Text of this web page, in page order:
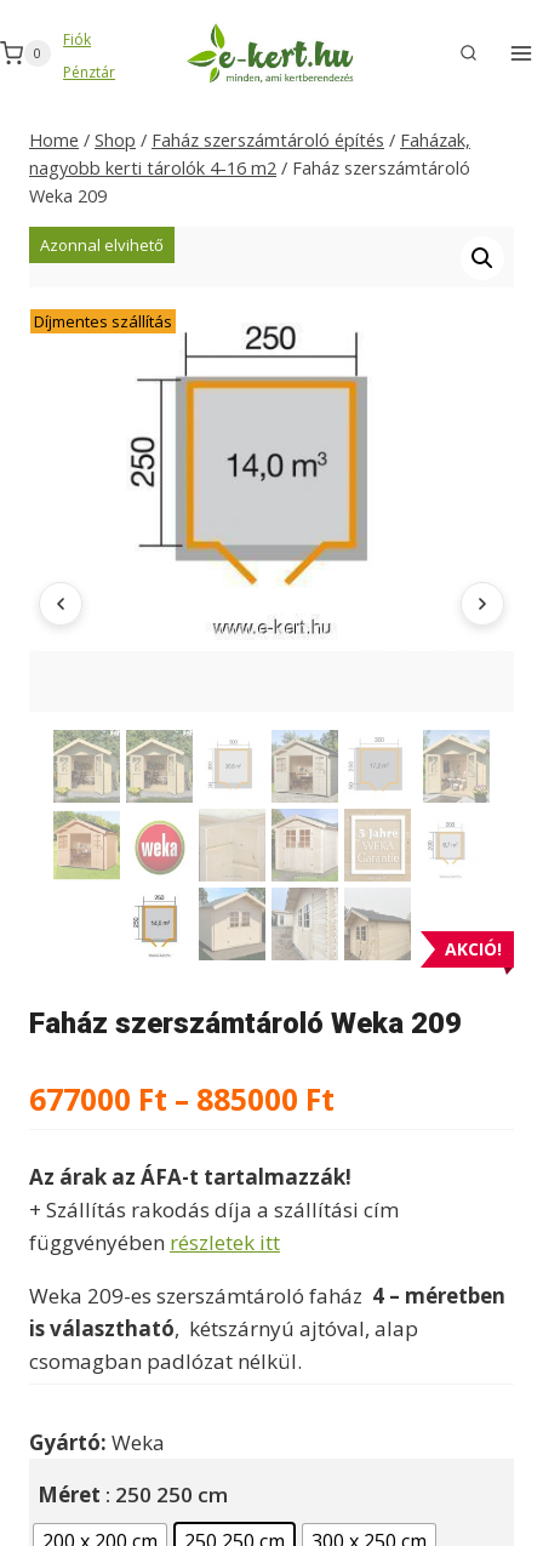
to
content
0
Fiók
Pénztár
Home / Shop / Faház szerszámtároló építés / Faházak,
nagyobb kerti tárolók 4-16 m2 / Faház szerszámtároló
Weka 209
AKCIÓ!
Azonnal elvihető
Díjmentes szállítás
Faház szerszámtároló Weka 209
677000 Ft – 885000 Ft
-
Az árak az ÁFA-t tartalmazzák!
+ Szállítás rakodás díja a szállítási cím
függvényében részletek itt
Weka 209-es szerszámtároló faház 4 – méretben
is választható, kétszárnyú ajtóval, alap
csomagban padlózat nélkül.
Gyártó: Weka
Méret : 250 250 cm